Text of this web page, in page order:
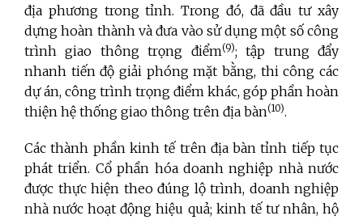
địa phương trong tỉnh. Trong đó, đã đầu tư xây
dựng hoàn thành và đưa vào sử dụng một số công
trình giao thông trọng điểm(9); tập trung đẩy
nhanh tiến độ giải phóng mặt bằng, thi công các
dự án, công trình trọng điểm khác, góp phần hoàn
thiện hệ thống giao thông trên địa bàn(10).
Các thành phần kinh tế trên địa bàn tỉnh tiếp tục
phát triển. Cổ phần hóa doanh nghiệp nhà nước
được thực hiện theo đúng lộ trình, doanh nghiệp
nhà nước hoạt động hiệu quả; kinh tế tư nhân, hộ